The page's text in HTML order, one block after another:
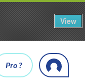
View
Pro ?